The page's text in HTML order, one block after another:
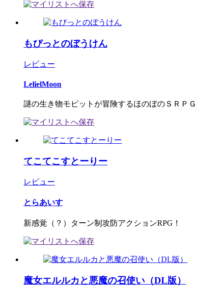
もぴっとのぼうけん
レビュー
LelielMoon
謎の生き物モピットが冒険するほのぼのＳＲＰＧ
てこてこすとーりー
レビュー
とらあいす
新感覚（？）ターン制攻防アクションRPG！
魔女エルルカと悪魔の召使い（DL版）